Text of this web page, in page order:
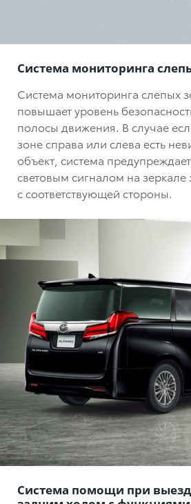
Система мониторинга
Система мониторинга слепых
повышает уровень
полосы движения. В случае
зоне справа или слева есть
объект, система
световым сигналом на зеркале
с соответствующей стороны.
Система помощи при